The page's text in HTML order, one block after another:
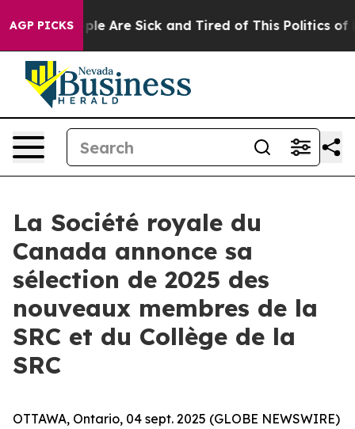
AGP PICKS“People Are Sick and Tired of This Politics of
La Société royale du
Canada annonce sa
sélection de 2025 des
nouveaux membres de la
SRC et du Collège de la
SRC
OTTAWA, Ontario, 04 sept. 2025 (GLOBE NEWSWIRE)